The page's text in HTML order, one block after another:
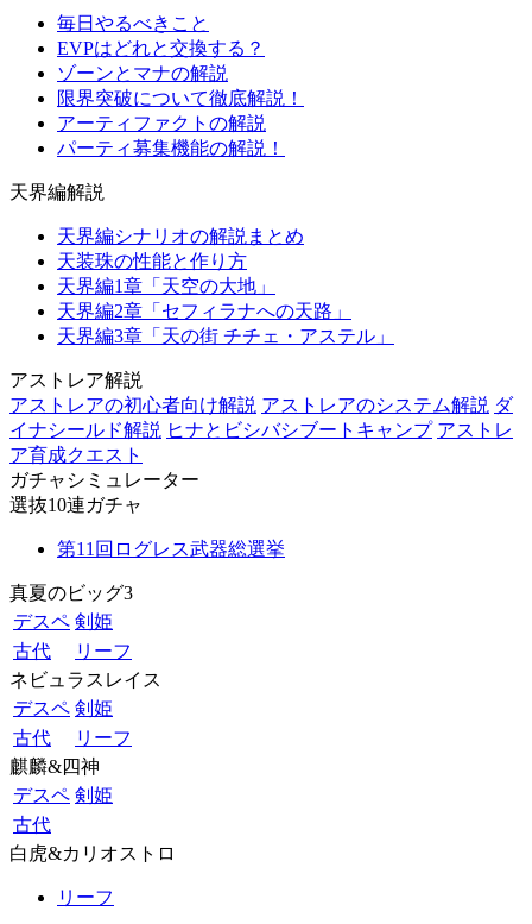
毎日やるべきこと
EVPはどれと交換する？
ゾーンとマナの解説
限界突破について徹底解説！
アーティファクトの解説
パーティ募集機能の解説！
天界編解説
天界編シナリオの解説まとめ
天装珠の性能と作り方
天界編1章「天空の大地」
天界編2章「セフィラナへの天路」
天界編3章「天の街 チチェ・アステル」
アストレア解説
アストレアの初心者向け解説 アストレアのシステム解説 ダ
イナシールド解説 ヒナとビシバシブートキャンプ アストレ
ア育成クエスト
ガチャシミュレーター
選抜10連ガチャ
第11回ログレス武器総選挙
真夏のビッグ3
デスペ 剣姫
古代
リーフ
ネビュラスレイス
デスペ 剣姫
古代
リーフ
麒麟&四神
デスペ 剣姫
古代
白虎&カリオストロ
リーフ